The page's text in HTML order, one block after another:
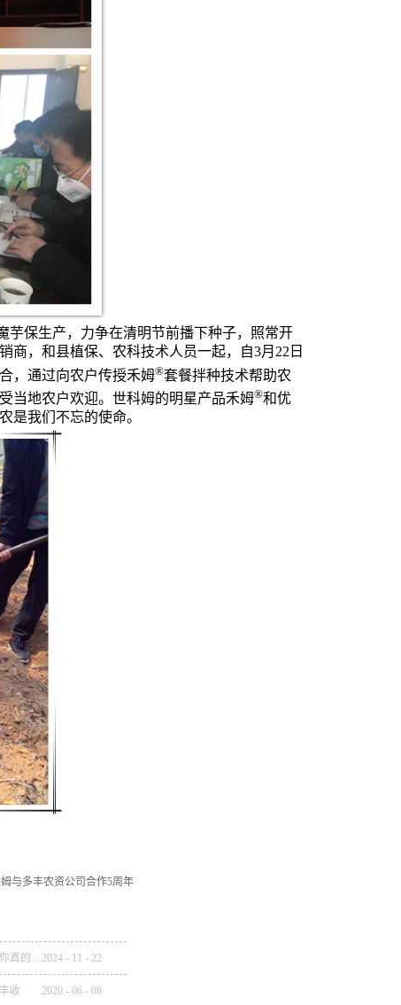
芋保生产，力争在清明节前播下种子，照常开
商，和县植保、农科技术人员一起，自3月 22 日
，通过向农户传授禾姆®套餐拌种技术帮助农
当地农户欢迎。世科姆的明星产品禾姆®和优
是我们不忘的使命。
与多丰农资公司合作5周年
燃爆农资市场的药肥一体化，你真的理解了吗？2024 - 11 - 22
收 2020 - 06 - 08